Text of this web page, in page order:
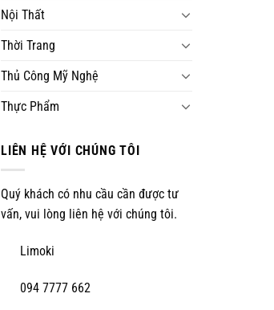
Nội Thất
Thời Trang
Thủ Công Mỹ Nghệ
Thực Phẩm
LIÊN HỆ VỚI CHÚNG TÔI
Quý khách có nhu cầu cần được tư
vấn, vui lòng liên hệ với chúng tôi.
Limoki
094 7777 662